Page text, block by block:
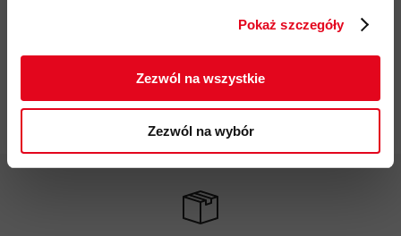
Pokaż szczegóły
Zezwól na wszystkie
Zezwól na wybór
Specyfikacja
Zastosowane technologie